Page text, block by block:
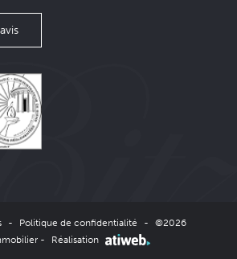
- Politique de confidentialité -
©2026
-
Réalisation